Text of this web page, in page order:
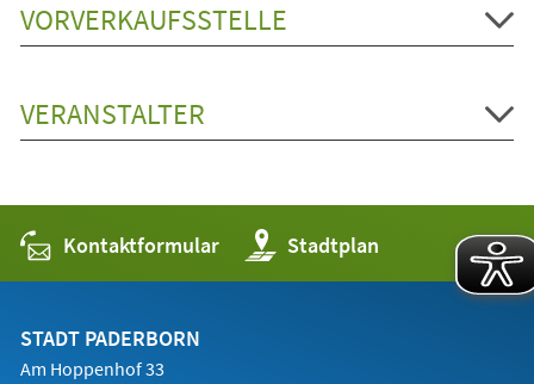
VORVERKAUFSSTELLE
VERANSTALTER
Kontaktformular Stadtplan
(Öffnet
in
einem
STADT PADERBORN
Am Hoppenhof 33